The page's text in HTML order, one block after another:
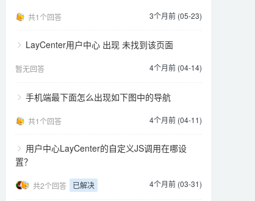
共1个回答 3个月前 (05-23)
LayCenter用户中心 出现 未找到该页面
暂无回答 4个月前 (04-14)
手机端最下面怎么出现如下图中的导航
共1个回答 4个月前 (04-11)
用户中心LayCenter的自定义JS调用在哪设
置？
共2个回答 已解决 4个月前 (03-31)